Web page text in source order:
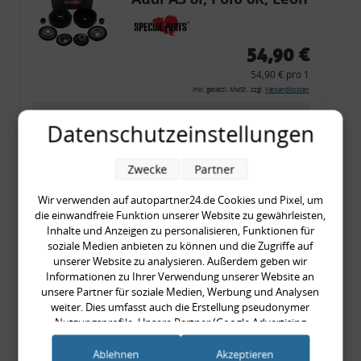
54,90 €
54,90 € pro 1
inkl. gesetzl. MwSt., zzgl. Versandkosten
Merkzettel
Rückleuchtenband mit
Blinker, rot, US-Ecken,
Audi 80 Cabrio, Typ 89,
OE-Nr.: 8G0945225 +
8G0945225C
999,99 €
999,99 € pro 1
inkl. gesetzl. MwSt., zzgl.
Datenschutzeinstellungen
Wir verwenden auf autopartner24.de Cookies und Pixel, um
die einwandfreie Funktion unserer Website zu gewährleisten,
Inhalte und Anzeigen zu personalisieren, Funktionen für
soziale Medien anbieten zu können und die Zugriffe auf
unserer Website zu analysieren. Außerdem geben wir
Informationen zu Ihrer Verwendung unserer Website an
unsere Partner für soziale Medien, Werbung und Analysen
weiter. Dies umfasst auch die Erstellung pseudonymer
Nutzungsprofile. Unsere Partner (Google Advertising
Products) führen diese Informationen möglicherweise mit
weiteren Daten zusammen, die Sie ihnen bereitgestellt haben
Zwecke Partner
Ablehnen Akzeptieren